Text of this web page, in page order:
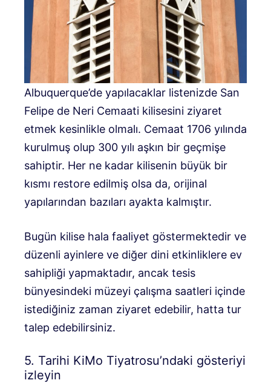
Albuquerque’de yapılacaklar listenizde San
Felipe de Neri Cemaati kilisesini ziyaret
etmek kesinlikle olmalı. Cemaat 1706 yılında
kurulmuş olup 300 yılı aşkın bir geçmişe
sahiptir. Her ne kadar kilisenin büyük bir
kısmı restore edilmiş olsa da, orijinal
yapılarından bazıları ayakta kalmıştır.
Bugün kilise hala faaliyet göstermektedir ve
düzenli ayinlere ve diğer dini etkinliklere ev
sahipliği yapmaktadır, ancak tesis
bünyesindeki müzeyi çalışma saatleri içinde
istediğiniz zaman ziyaret edebilir, hatta tur
talep edebilirsiniz.
5. Tarihi KiMo Tiyatrosu’ndaki gösteriyi
izleyin